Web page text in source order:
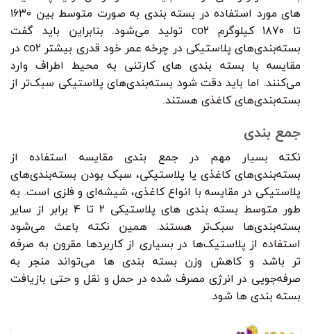
های مورد استفاده در بسته بندی به صورت متوسط بین ۱۶۳۰
تا ۱۸۷۰ کیلوگرم co۲ تولید می‌شود. بنابراین باید گفت
بسته‌بندی‌های پلاستیکی در چرخه عمر خود قدری بیشتر co۲ در
مقایسه با بسته بندی های کارتنی به محیط اطراف وارد
می‌کنند. اما باید دقت شود بسته‌بندی‌های پلاستیکی سبک‌تر از
بسته‌بندی‌های کاغذی هستند.
جمع بندی
نکته بسیار مهم در جمع بندی مقایسه استفاده از
بسته‌بندی‌های کاغذی یا پلاستیکی، سبک بودن بسته‌بندی‌های
پلاستیکی در مقایسه با انواع کاغذی، شیشه‌ای و فلزی است. به
طور متوسط بسته بندی های پلاستیکی ۲ تا ۴ برابر از سایر
بسته‌بندی‌ها سبک‌تر هستند. همین نکته باعث می‌شود
استفاده از پلاستیک‌ها در بسیاری از کاربردها مقرون به صرفه
تر باشد و کاهش وزن بسته بندی ها می‌تواند منجر به
صرفه‌جویی در انرژی مصرف شده در حمل و نقل و حتی بازیافت
بسته بندی ها شود.